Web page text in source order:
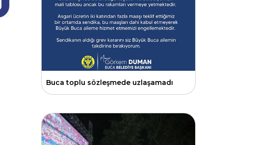
Buca toplu sözleşmede uzlaşamadı